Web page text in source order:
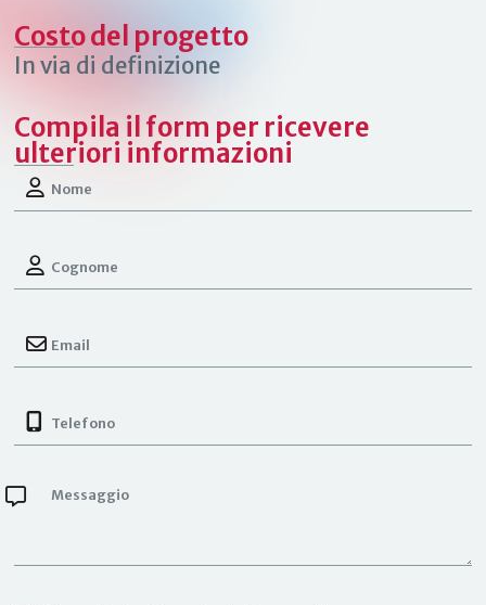
Costo del progetto
In via di definizione
Compila il form per ricevere
ulteriori informazioni